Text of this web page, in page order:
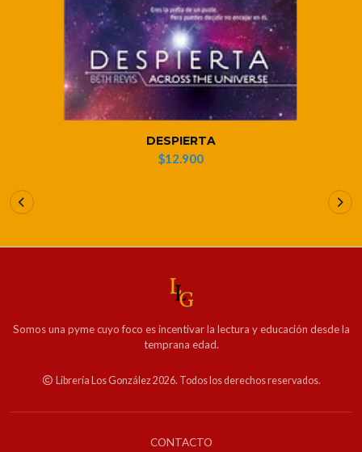
DESPIERTA
$12.900
Somos una pyme cuyo foco es incentivar la lectura y educación desde la
temprana edad.
Librería Los González 2026. Todos los derechos reservados.
CONTACTO